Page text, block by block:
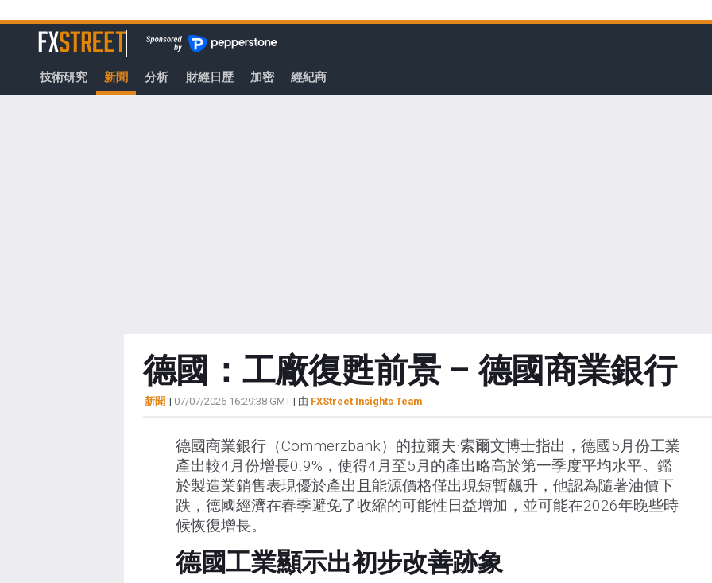
至
容
FXStreet
技術研究 新聞 分析 財經日歷 加密 經紀商
德國：工廠復甦前景 – 德國商業銀行
新聞 | 07/07/2026 16:29:38 GMT| 由 FXStreet Insights Team
德國商業銀行（Commerzbank）的拉爾夫·索爾文博士指出，德國5月份工業
產出較4月份增長0.9%，使得4月至5月的產出略高於第一季度平均水平。鑑
於製造業銷售表現優於產出且能源價格僅出現短暫飆升，他認為隨著油價下
跌，德國經濟在春季避免了收縮的可能性日益增加，並可能在2026年晚些時
候恢復增長。
德國工業顯示出初步改善跡象